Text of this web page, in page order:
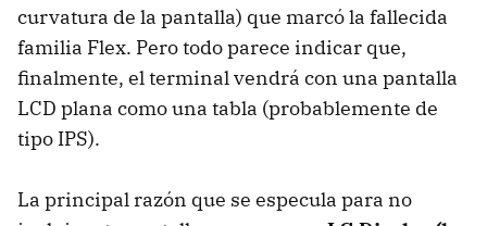
curvatura de la pantalla) que marcó la fallecida
familia Flex. Pero todo parece indicar que,
finalmente, el terminal vendrá con una pantalla
LCD plana como una tabla (probablemente de
tipo IPS).
La principal razón que se especula para no